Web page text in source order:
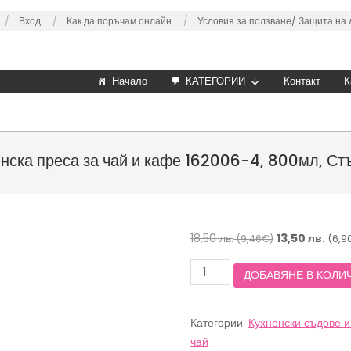
Вход Как да поръчам онлайн Условия за ползване/ Защита на
Начало КАТЕГОРИИ Контакт
преса за чай и кафе 162006-4, 800мл,
18,50лв.(9,46€) Original
was:
13,50лв.
количество
за
чай
ДОБАВЯНЕ В
Категории: Кухненски съдове
чай